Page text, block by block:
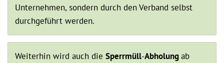
Unternehmen, sondern durch den Verband selbst
durchgeführt werden.
Weiterhin wird auch die Sperrmüll-Abholungab